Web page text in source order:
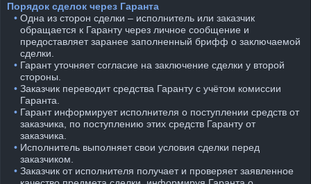
Порядок сделок через Гаранта
⠀• Одна из сторон сделки – исполнитель или заказчик
обращается к Гаранту через личное сообщение и
предоставляет заранее заполненный брифф о заключаемой
сделки.
⠀• Гарант уточняет согласие на заключение сделки у второй
стороны.
⠀• Заказчик переводит средства Гаранту с учётом комиссии
Гаранта.
⠀• Гарант информирует исполнителя о поступлении средств от
заказчика, по поступлению этих средств Гаранту от
заказчика.
⠀• Исполнитель выполняет свои условия сделки перед
заказчиком.
⠀• Заказчик от исполнителя получает и проверяет заявленное